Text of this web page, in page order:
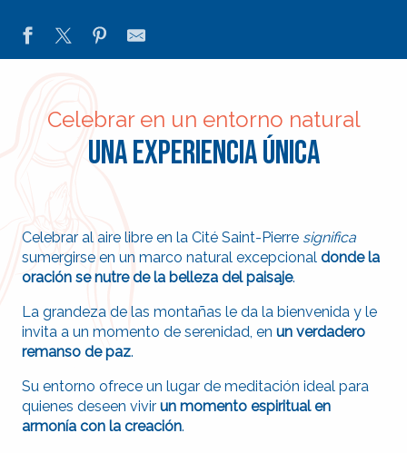
Celebrar en un entorno natural
Una experiencia única
Celebrar al aire libre en la Cité Saint-Pierre significa
sumergirse en un marco natural excepcional donde la
oración se nutre de la belleza del paisaje.
La grandeza de las montañas le da la bienvenida y le
invita a un momento de serenidad, en un verdadero
remanso de paz.
Su entorno ofrece un lugar de meditación ideal para
quienes deseen vivir un momento espiritual en
armonía con la creación.